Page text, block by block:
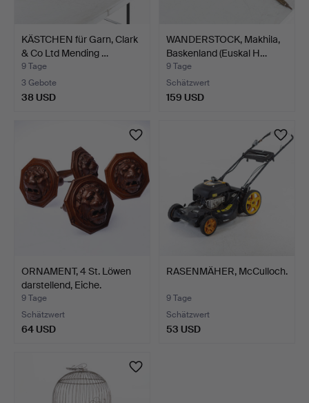
KÄSTCHEN für Garn, Clark
& Co Ltd Mending …
9 Tage
3 Gebote
38 USD
WANDERSTOCK, Makhila,
Baskenland (Euskal H…
9 Tage
Schätzwert
159 USD
ORNAMENT, 4 St. Löwen
darstellend, Eiche.
9 Tage
Schätzwert
64 USD
RASENMÄHER, McCulloch.
9 Tage
Schätzwert
53 USD